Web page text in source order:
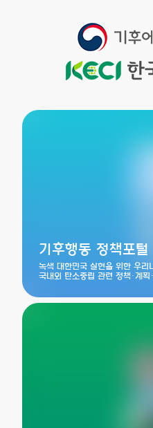
기후행동 정책포털
녹색 대한민국 실현을 위한 우리
국내외 탄소중립 관련 정책·계획